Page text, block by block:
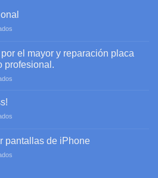
profesional
el mayor y reparación placa
profesional.
yexpress!
pantallas de iPhone